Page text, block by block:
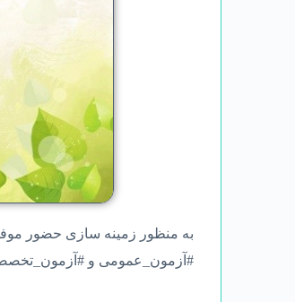
به منظور زمینه ‌سازی حضور
#آزمون_عمومی و